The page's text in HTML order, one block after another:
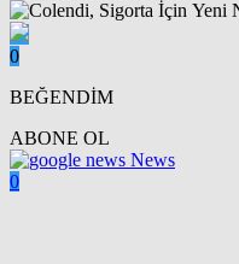
0
BEĞENDİM
ABONE OL
News
0